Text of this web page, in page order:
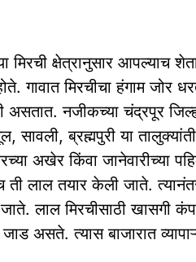
क्षेत्रानुसार आपल्याच
गावात मिरचीचा हंगाम जोर
नजीकच्या चंद्रपूर
सावली, ब्रह्मपुरी या
अखेर किंवा जानेवारीच्या
ती लाल तयार केली जाते.
लाल मिरचीसाठी खासगी
असते. त्यास बाजारात